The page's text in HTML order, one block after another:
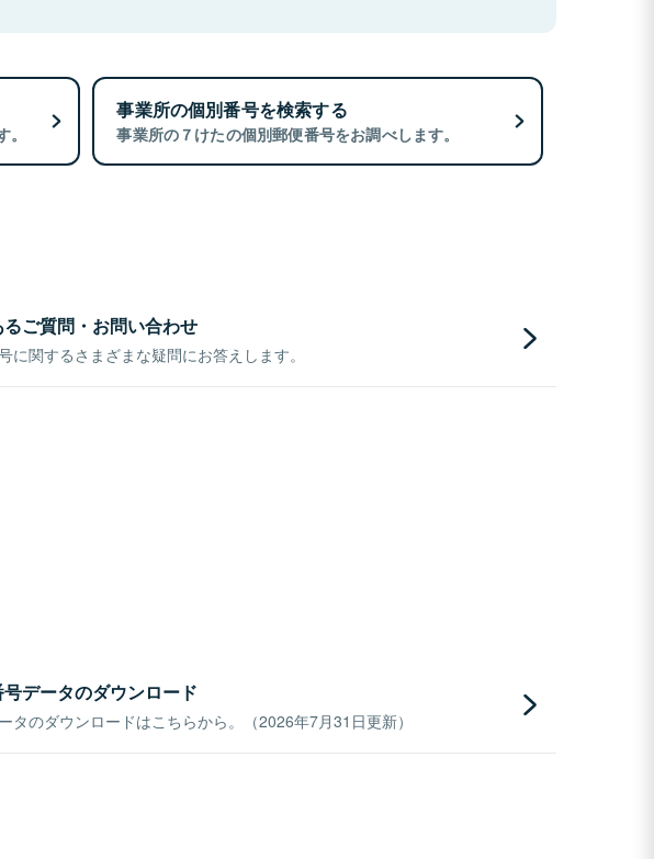
事業所の個別番号を検索する
事業所の７けたの個別郵便番号をお調べします。
るご質問・お問い合わせ
に関するさまざまな疑問にお答えします。
データのダウンロード
タのダウンロードはこちらから。（2026年7月31日更新）